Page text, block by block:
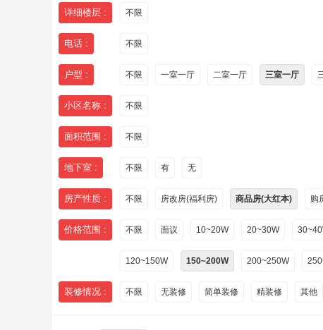
详细楼层 : 不限
电话 : 不限
户型 : 不限 一室一厅 二室一厅 三室一厅
小区名称 : 不限
面积范围 : 不限
地下室 : 不限 有 无
房产性质 : 不限 房改房(福利房) 商品房(大红本) 购
价格范围 : 不限 面议 10~20W 20~30W
120~150W 150~200W 200~250W
装修情况 : 不限 无装修 简单装修 精装修 其他